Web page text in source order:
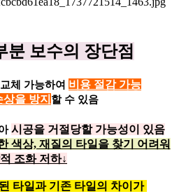
분 보수의 장단점
체 가능하여 비용 절감 가능
을 방지 할 수 있음
시공을 거절당할 가능성이 있음
색상, 재질의 타일을 찾기 어려워
조화 저하↓
타일과 기존 타일의 차이가